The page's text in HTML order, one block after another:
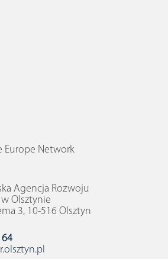
Europe Network
Agencja Rozwoju
Olsztynie
3, 10-516 Olsztyn
64